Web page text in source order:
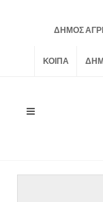
ΔΗΜΟΣ
ΚΟΙΠΑ